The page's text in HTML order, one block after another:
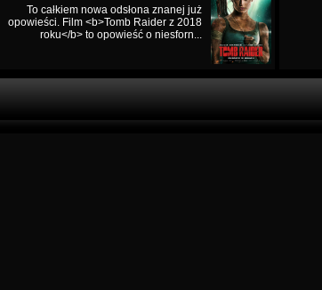
To całkiem nowa odsłona znanej już
opowieści. Film <b>Tomb Raider z 2018
roku</b> to opowieść o niesforn...